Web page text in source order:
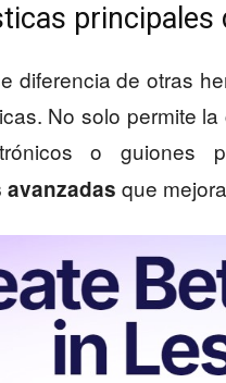
principales
diferencia de otras
No solo permite
o guiones
avanzadas que